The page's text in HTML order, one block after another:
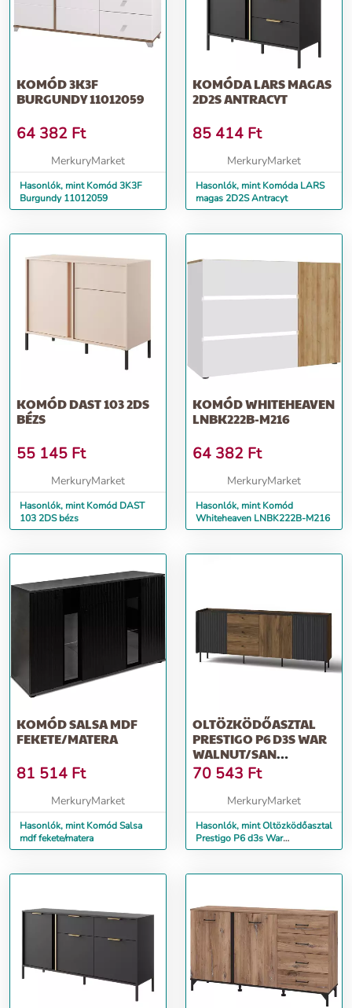
KOMÓD 3K3F
BURGUNDY 11012059
64 382 Ft
MerkuryMarket
Hasonlók, mint Komód 3K3F
Burgundy 11012059
KOMÓDA LARS MAGAS
2D2S ANTRACYT
85 414 Ft
MerkuryMarket
Hasonlók, mint Komóda LARS
magas 2D2S Antracyt
KOMÓD DAST 103 2DS
BÉZS
55 145 Ft
MerkuryMarket
Hasonlók, mint Komód DAST
103 2DS bézs
KOMÓD WHITEHEAVEN
LNBK222B-M216
64 382 Ft
MerkuryMarket
Hasonlók, mint Komód
Whiteheaven LNBK222B-M216
KOMÓD SALSA MDF
FEKETE/MATERA
81 514 Ft
MerkuryMarket
Hasonlók, mint Komód Salsa
mdf fekete/matera
OLTÖZKÖDŐASZTAL
PRESTIGO P6 D3S WAR
WALNUT/SAN
SEB/BLACK MATT
70 543 Ft
MerkuryMarket
Hasonlók, mint Oltözködőasztal
Prestigo P6 d3s War
Walnut/San Seb/Black Matt